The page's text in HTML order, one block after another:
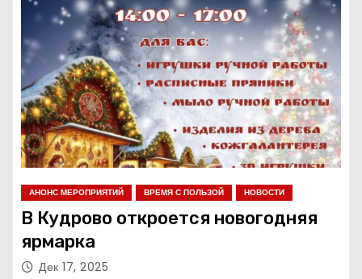
АНОНС МЕРОПРИЯТИЙ ВРЕМЯ С ПОЛЬЗОЙ НОВОСТИ
В Кудрово откроется новогодняя
ярмарка
Дек 17, 2025